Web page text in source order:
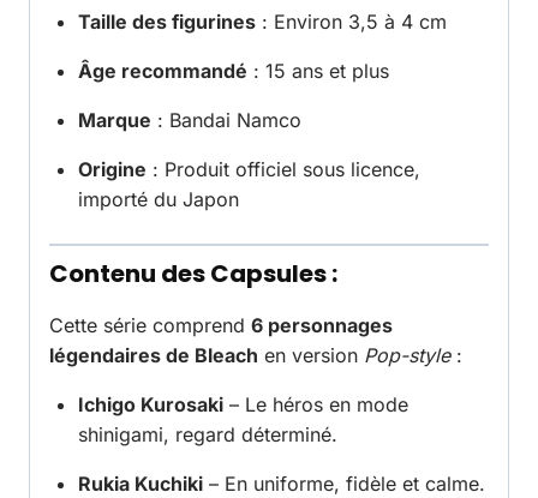
Taille des figurines : Environ 3,5 à 4 cm
Âge recommandé : 15 ans et plus
Marque : Bandai Namco
Origine : Produit officiel sous licence,
importé du Japon
Contenu des Capsules :
Cette série comprend 6 personnages
légendaires de Bleach en version Pop-style:
Ichigo Kurosaki – Le héros en mode
shinigami, regard déterminé.
Rukia Kuchiki – En uniforme, fidèle et calme.